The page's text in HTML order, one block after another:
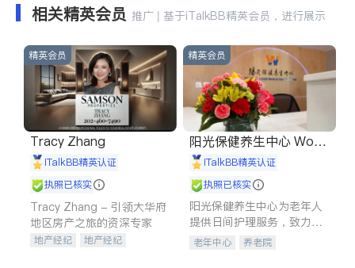
相关精英会员 推广 | 基于iTalkBB精英会员，进行展示
精英会员
Tracy Zhang
iTalkBB精英认证
执照已核实
Tracy Zhang - 引领大华府
地区房产之旅的资深专家
地产经纪
地产经纪
精英会员
阳光保健养生中心 World
shine
iTalkBB精英认证
执照已核实
阳光保健养生中心为老年人
提供日间护理服务，致力于
通过持续的护理创新来有效
老年中心 养老院